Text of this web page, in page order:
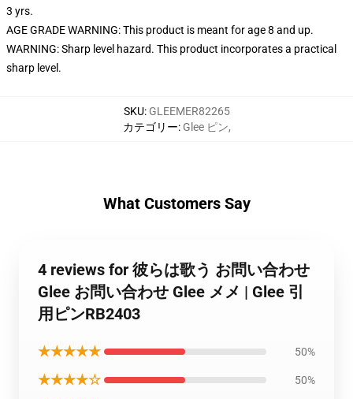
3 yrs.
AGE GRADE WARNING: This product is meant for age 8 and up.
WARNING: Sharp level hazard. This product incorporates a practical
sharp level.
SKU: GLEEMER82265
カテゴリー: Glee ピン,
What Customers Say
4 reviews for 彼らは歌う お問い合わせ
Glee お問い合わせ Glee メメ | Glee 引
用ピンRB2403
★★★★★ 50%
★★★★☆ 50%